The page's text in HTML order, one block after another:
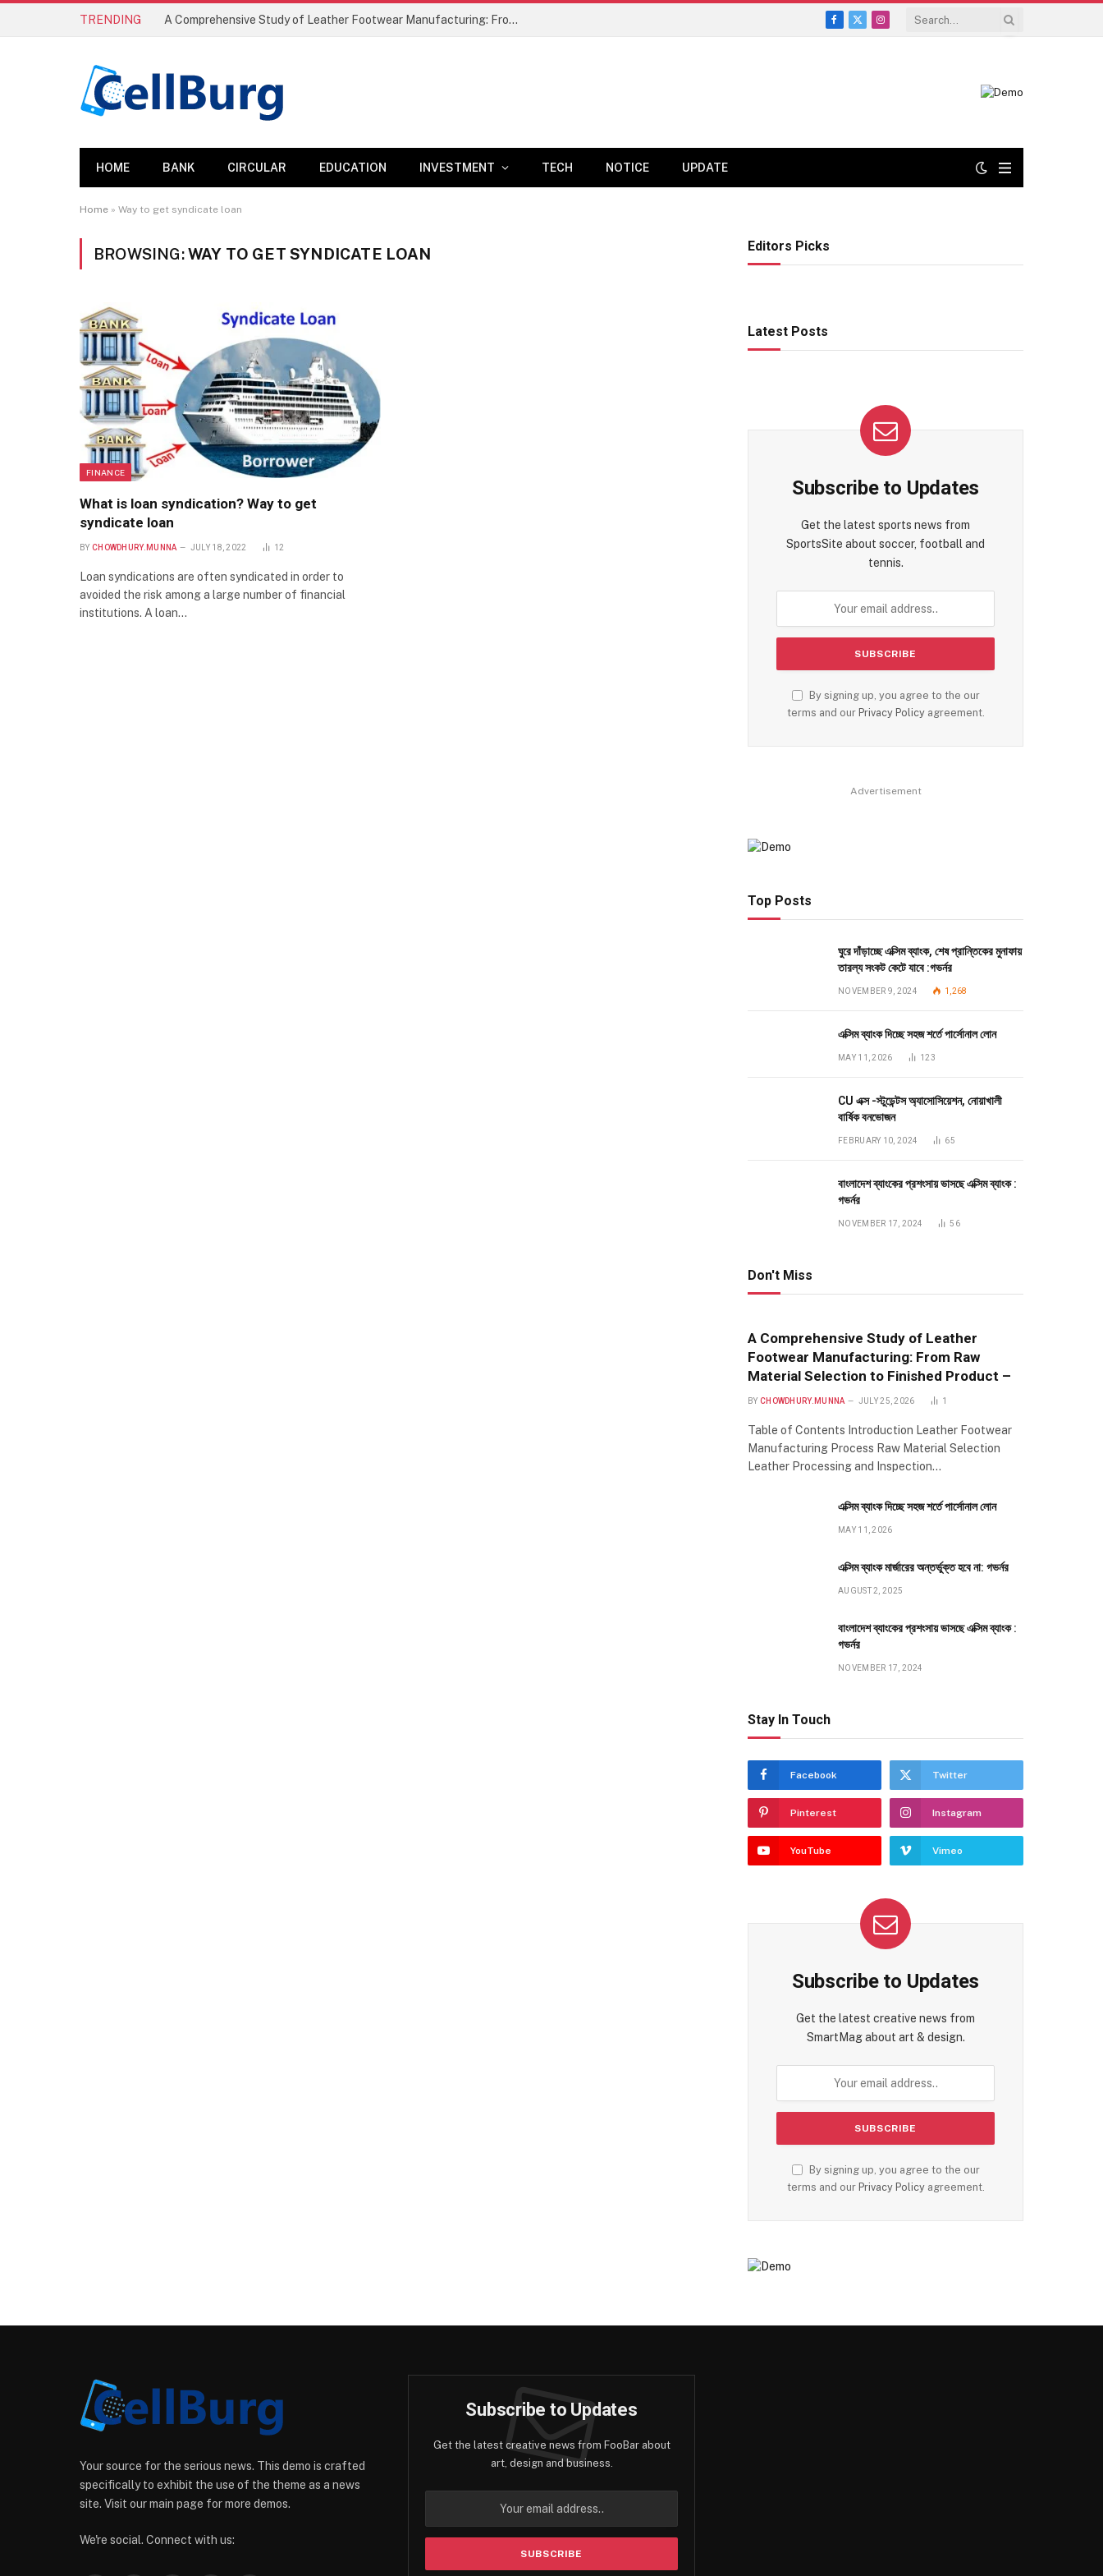
TRENDING A Comprehensive Study of Leather Footwear Manufacturing: From Raw Material Selection to Finished Product –
Facebook
X
Instagram
HOME BANK CIRCULAR EDUCATION INVESTMENT TECH NOTICE UPDATE
Home » Way to get syndicate loan
BROWSING:WAY TO GET SYNDICATE LOAN
FINANCE
What is loan syndication? Way to get
syndicate loan
BY CHOWDHURY.MUNNA JULY 18, 2022 12
Loan syndications are often syndicated in order to
avoided the risk among a large number of financial
institutions. A loan…
Editors Picks
Latest Posts
Subscribe to Updates
Get the latest sports news from
SportsSite about soccer, football and
tennis.
By signing up, you agree to the our
terms and our Privacy Policyagreement.
Advertisement
Top Posts
ঘুরে দাঁড়াচ্ছে এক্সিম ব্যাংক, শেষ প্রান্তিকের মুনাফায়
তারল্য সংকট কেটে যাবে :গভর্নর
NOVEMBER 9, 2024 1,268
এক্সিম ব্যাংক দিচ্ছে সহজ শর্তে পার্সোনাল লোন
MAY 11, 2026 123
CU এক্স -স্টুডেন্টস অ্যাসোসিয়েশন, নোয়াখালী
বার্ষিক বনভোজন
FEBRUARY 10, 2024 65
বাংলাদেশ ব্যাংকের প্রশংসায় ভাসছে এক্সিম ব্যাংক :
গভর্নর
NOVEMBER 17, 2024 56
Don't Miss
A Comprehensive Study of Leather
Footwear Manufacturing: From Raw
Material Selection to Finished Product –
BY CHOWDHURY.MUNNA JULY 25, 2026 1
Table of Contents Introduction Leather Footwear
Manufacturing Process Raw Material Selection
Leather Processing and Inspection…
এক্সিম ব্যাংক দিচ্ছে সহজ শর্তে পার্সোনাল লোন
MAY 11, 2026
এক্সিম ব্যাংক মার্জারের অন্তর্ভুক্ত হবে না: গভর্নর
AUGUST 2, 2025
বাংলাদেশ ব্যাংকের প্রশংসায় ভাসছে এক্সিম ব্যাংক :
গভর্নর
NOVEMBER 17, 2024
Stay In Touch
Facebook Twitter
Pinterest Instagram
YouTube Vimeo
Subscribe to Updates
Get the latest creative news from
SmartMag about art & design.
By signing up, you agree to the our
terms and our Privacy Policyagreement.
Your source for the serious news. This demo is crafted
specifically to exhibit the use of the theme as a news
site. Visit our main page for more demos.
We're social. Connect with us:
Subscribe to Updates
Get the latest creative news from FooBar about
art, design and business.